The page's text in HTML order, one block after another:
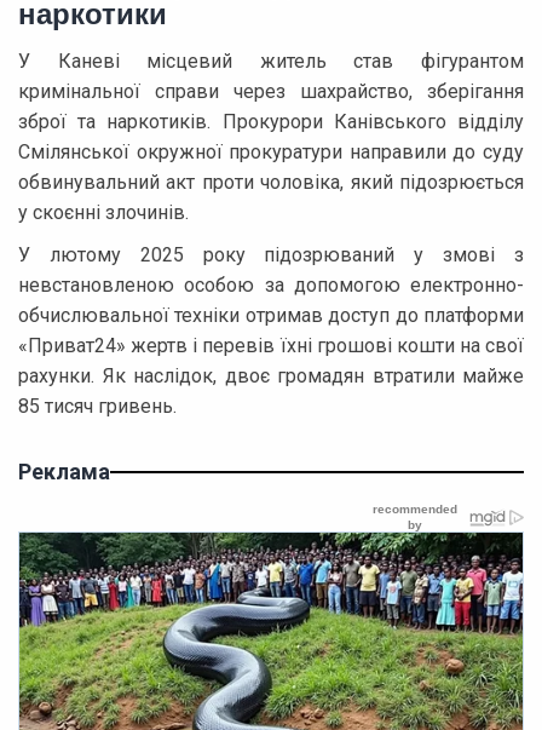
наркотики
У Каневі місцевий житель став фігурантом
кримінальної справи через шахрайство, зберігання
зброї та наркотиків. Прокурори Канівського відділу
Смілянської окружної прокуратури направили до суду
обвинувальний акт проти чоловіка, який підозрюється
у скоєнні злочинів.
У лютому 2025 року підозрюваний у змові з
невстановленою особою за допомогою електронно-
обчислювальної техніки отримав доступ до платформи
«Приват24» жертв і перевів їхні грошові кошти на свої
рахунки. Як наслідок, двоє громадян втратили майже
85 тисяч гривень.
Реклама